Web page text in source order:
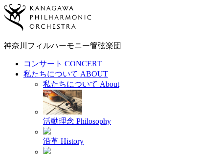
神奈川フィルハーモニー管弦楽団
コンサート CONCERT
私たちについて ABOUT
私たちについて About
活動理念 Philosophy
沿革 History